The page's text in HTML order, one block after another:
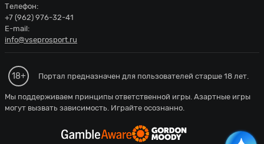
Телефон:
+7 (962) 976-32-41
E-mail:
info@vseprosport.ru
18+ Портал предназначен для пользователей старше 18 лет.
Мы поддерживаем принципы ответственной игры. Азартные игры
могут вызвать зависимость. Играйте осознанно.